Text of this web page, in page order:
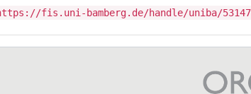
fis.uni-bamberg.de/handle/uniba/53147